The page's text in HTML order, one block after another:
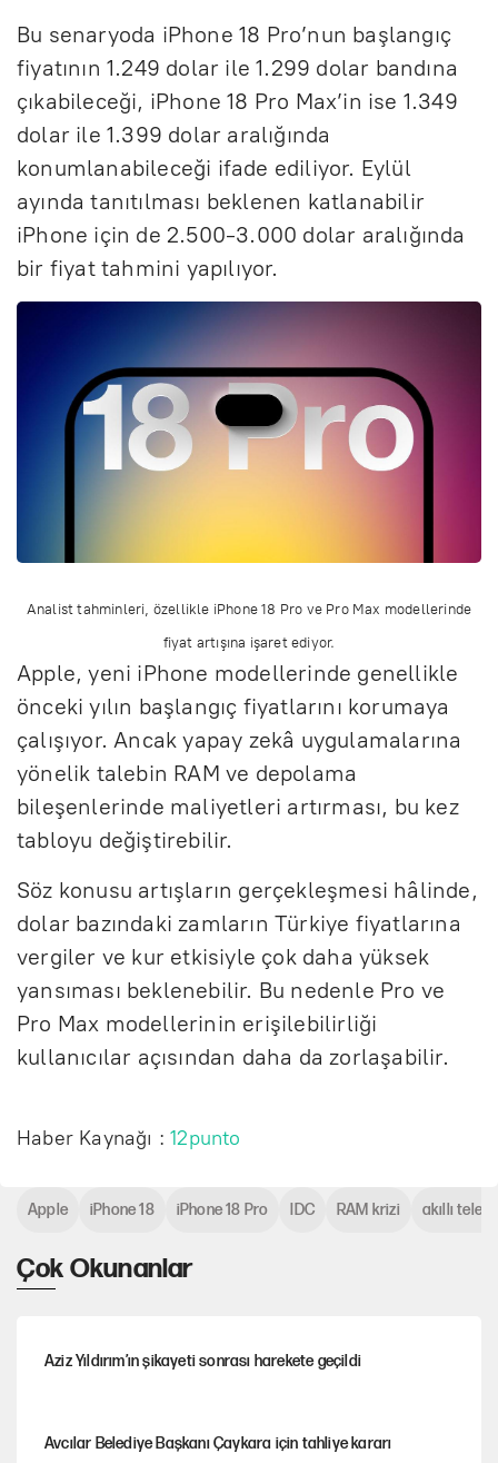
Bu senaryoda iPhone 18 Pro’nun başlangıç
fiyatının 1.249 dolar ile 1.299 dolar bandına
çıkabileceği, iPhone 18 Pro Max’in ise 1.349
dolar ile 1.399 dolar aralığında
konumlanabileceği ifade ediliyor. Eylül
ayında tanıtılması beklenen katlanabilir
iPhone için de 2.500-3.000 dolar aralığında
bir fiyat tahmini yapılıyor.
Analist tahminleri, özellikle iPhone 18 Pro ve Pro Max modellerinde
fiyat artışına işaret ediyor.
Apple, yeni iPhone modellerinde genellikle
önceki yılın başlangıç fiyatlarını korumaya
çalışıyor. Ancak yapay zekâ uygulamalarına
yönelik talebin RAM ve depolama
bileşenlerinde maliyetleri artırması, bu kez
tabloyu değiştirebilir.
Söz konusu artışların gerçekleşmesi hâlinde,
dolar bazındaki zamların Türkiye fiyatlarına
vergiler ve kur etkisiyle çok daha yüksek
yansıması beklenebilir. Bu nedenle Pro ve
Pro Max modellerinin erişilebilirliği
kullanıcılar açısından daha da zorlaşabilir.
Haber Kaynağı :12punto
Çok Okunanlar
Aziz Yıldırım’ın şikayeti sonrası harekete geçildi
Avcılar Belediye Başkanı Çaykara için tahliye kararı
Apple iPhone 18 iPhone 18 Pro IDC RAM krizi akıllı